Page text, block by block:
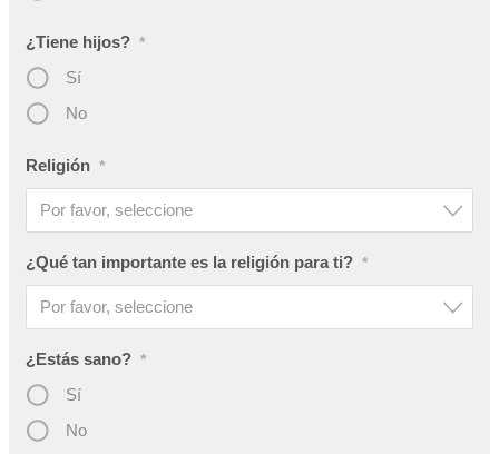
¿Tiene hijos? *
Sí
No
Religión *
Por favor, seleccione
¿Qué tan importante es la religión para ti? *
Por favor, seleccione
¿Estás sano? *
Sí
No